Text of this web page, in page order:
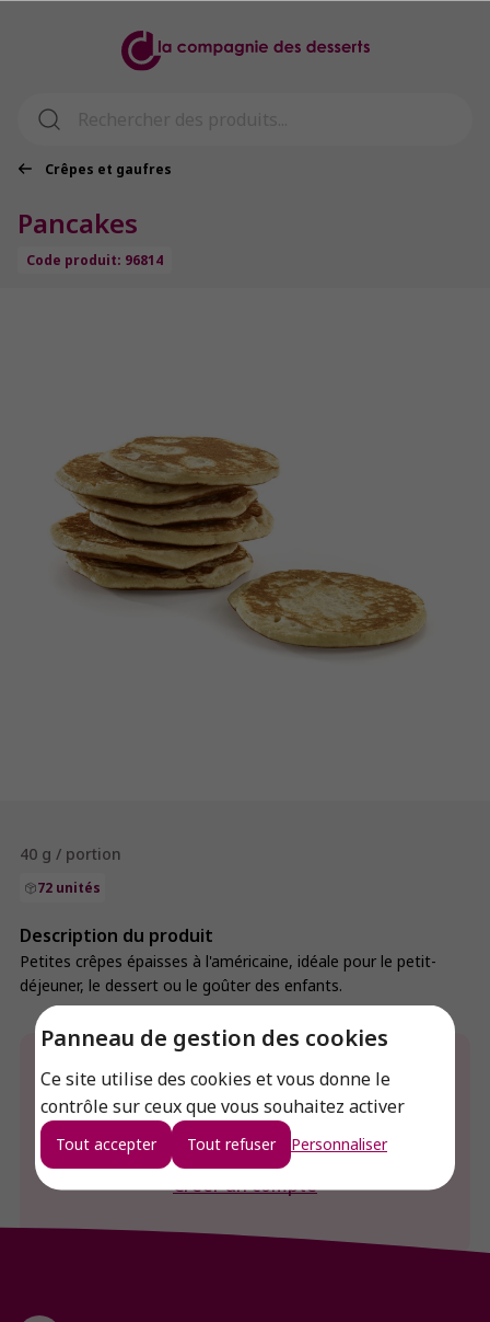
Panneau de gestion des cookies
Ce site utilise des cookies et vous donne le
contrôle sur ceux que vous souhaitez activer
Tout accepter Tout refuser Personnaliser
Crêpes et gaufres
Pancakes
Code produit: 96814
40 g / portion
72 unités
Description du produit
Petites crêpes épaisses à l'américaine, idéale pour le petit-
déjeuner, le dessert ou le goûter des enfants.
Envie de connaitre le prix de ce produit ?
Connexion
Créer un compte